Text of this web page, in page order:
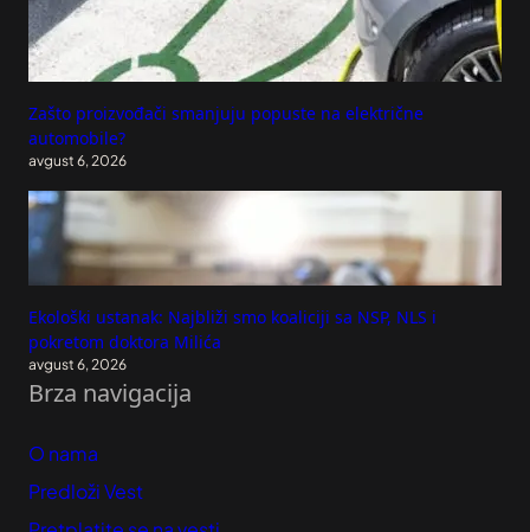
Zašto proizvođači smanjuju popuste na električne
automobile?
avgust 6, 2026
Ekološki ustanak: Najbliži smo koaliciji sa NSP, NLS i
pokretom doktora Milića
avgust 6, 2026
Brza navigacija
O nama
Predloži Vest